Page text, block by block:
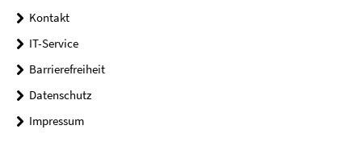
Kontakt
IT-Service
Barrierefreiheit
Datenschutz
Impressum